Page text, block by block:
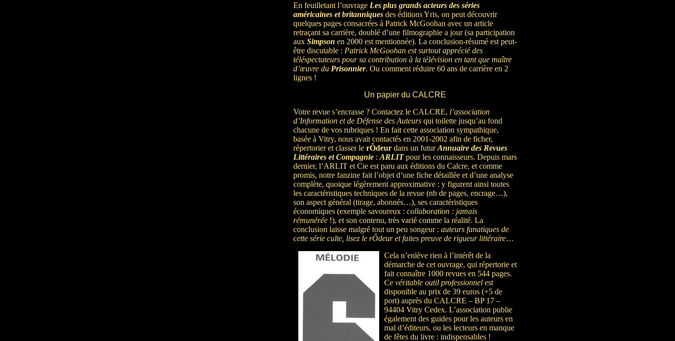
En feuilletant l’ouvrage Les plus grands acteurs des séries
américaines et britanniques des éditions Yris, on peut découvrir
quelques pages consacrées à Patrick McGoohan avec un article
retraçant sa carrière, doublé d’une filmographie a jour (sa participation
aux Simpson en 2000 est mentionnée). La conclusion-résumé est peut-
être discutable : Patrick McGoohan est surtout apprécié des
téléspectateurs pour sa contribution à la télévision en tant que maître
d’œuvre du Prisonnier. Ou comment réduire 60 ans de carrière en 2
lignes !
Un papier du CALCRE
Votre revue s’encrasse ? Contactez le CALCRE, l’association
d’Information et de Défense des Auteurs qui toilette jusqu’au fond
chacune de vos rubriques ! En fait cette association sympathique,
basée à Vitry, nous avait contactés en 2001-2002 afin de ficher,
répertorier et classer le rÔdeur dans un futurAnnuaire des Revues
Littéraires et Compagnie : ARLITpour les connaisseurs. Depuis mars
dernier, l’ARLIT et Cie est paru aux éditions du Calcre, et comme
promis, notre fanzine fait l’objet d’une fiche détaillée et d’une analyse
complète, quoique légèrement approximative : y figurent ainsi toutes
les caractéristiques techniques de la revue (nb de pages, encrage…),
son aspect général (tirage, abonnés…), ses caractéristiques
économiques (exemple savoureux : collaboration : jamais
rémunérée !), et son contenu, très varié comme la réalité. La
conclusion laisse malgré tout un peu songeur : auteurs fanatiques de
cette série culte, lisez le rÔdeur et faites preuve de rigueur littéraire…
Cela n’enlève rien à l’intérêt de la
démarche de cet ouvrage, qui répertorie et
fait connaître 1000 revues en 544 pages.
Ce véritable outil professionnel est
disponible au prix de 39 euros (+5 de
port) auprès du CALCRE – BP 17 –
94404 Vitry Cedex. L’association publie
également des guides pour les auteurs en
mal d’éditeurs, ou les lecteurs en manque
de fêtes du livre : indispensables !